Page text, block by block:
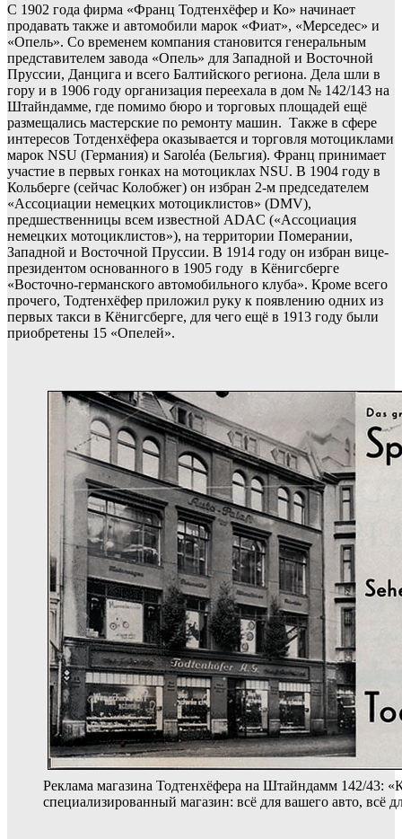
С 1902 года фирма «Франц Тодтенхёфер и Ко» начинает
продавать также и автомобили марок «Фиат», «Мерседес» и
«Опель». Со временем компания становится генеральным
представителем завода «Опель» для Западной и Восточной
Пруссии, Данцига и всего Балтийского региона. Дела шли в
гору и в 1906 году организация переехала в дом № 142/143 на
Штайндамме, где помимо бюро и торговых площадей ещё
размещались мастерские по ремонту машин. Также в сфере
интересов Тотденхёфера оказывается и торговля мотоциклами
марок NSU (Германия) и Saroléa (Бельгия). Франц принимает
участие в первых гонках на мотоциклах NSU. В 1904 году в
Кольберге (сейчас Колобжег) он избран 2-м председателем
«Ассоциации немецких мотоциклистов» (DMV),
предшественницы всем известной ADAC («Ассоциация
немецких мотоциклистов»), на территории Померании,
Западной и Восточной Пруссии. В 1914 году он избран вице-
президентом основанного в 1905 году в Кёнигсберге
«Восточно-германского автомобильного клуба». Кроме всего
прочего, Тодтенхёфер приложил руку к появлению одних из
первых такси в Кёнигсберге, для чего ещё в 1913 году были
приобретены 15 «Опелей».
Реклама магазина Тодтенхёфера на Штайндамм 142/43:
специализированный магазин: всё для вашего авто, всё